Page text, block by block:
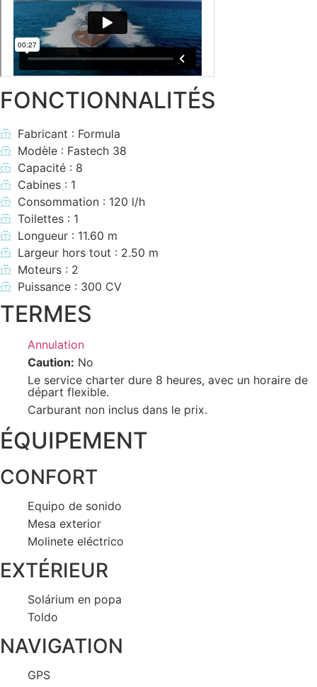
FONCTIONNALITÉS
Fabricant : Formula
Modèle : Fastech 38
Capacité : 8
Cabines : 1
Consommation : 120 l/h
Toilettes : 1
Longueur : 11.60 m
Largeur hors tout : 2.50 m
Moteurs : 2
Puissance : 300 CV
TERMES
Annulation
Caution: No
Le service charter dure 8 heures, avec un horaire de
départ flexible.
Carburant non inclus dans le prix.
ÉQUIPEMENT
CONFORT
Equipo de sonido
Mesa exterior
Molinete eléctrico
EXTÉRIEUR
Solárium en popa
Toldo
NAVIGATION
GPS